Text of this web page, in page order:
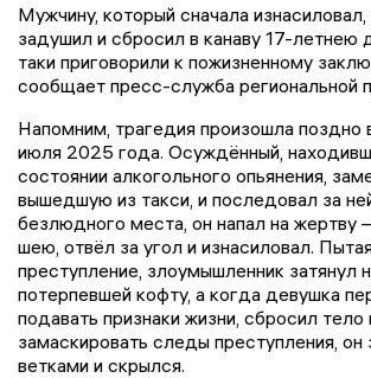
Мужчину, который сначала
задушил и сбросил в канаву 17-летнею
таки приговорили к пожизненному
сообщает пресс-служба региональной
Напомним, трагедия произошла поздно
июля 2025 года. Осуждённый,
состоянии алкогольного опьянения,
вышедшую из такси, и последовал за
безлюдного места, он напал на жертву
шею, отвёл за угол и изнасиловал.
преступление, злоумышленник затянул
потерпевшей кофту, а когда девушка
подавать признаки жизни, сбросил тело
замаскировать следы преступления, он
ветками и скрылся.